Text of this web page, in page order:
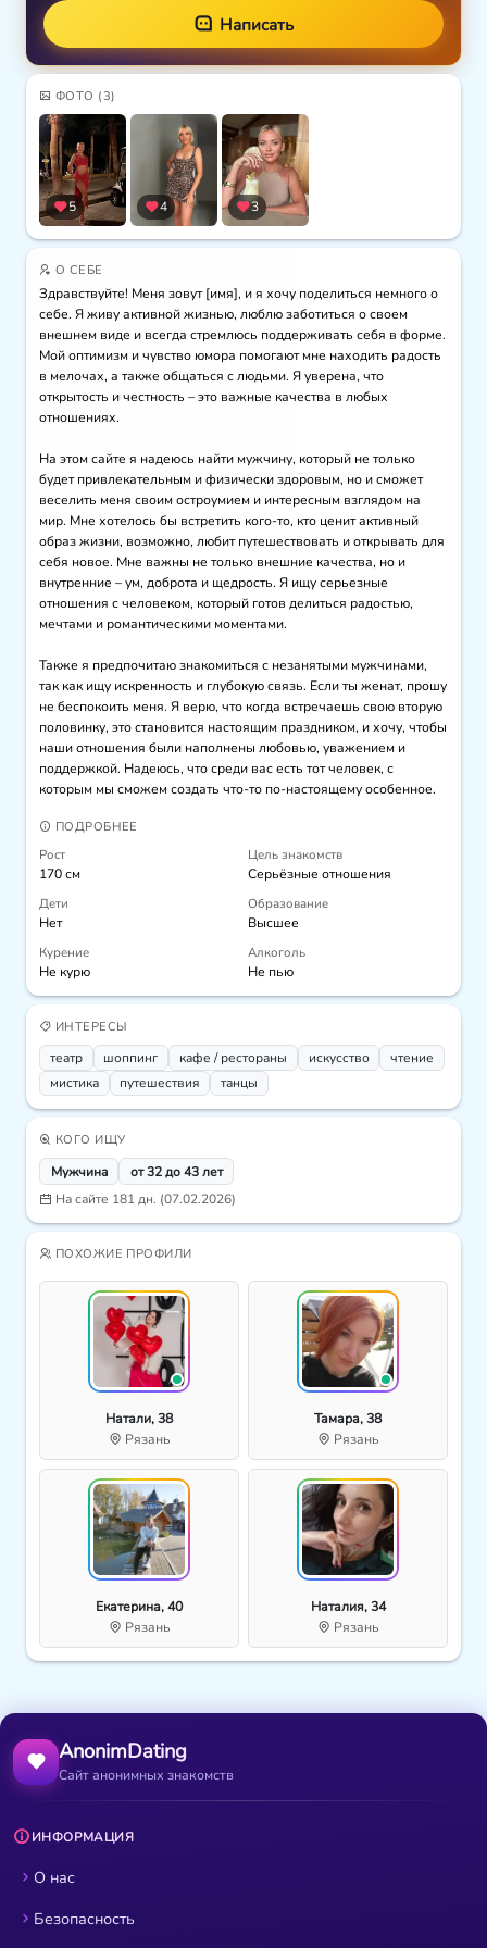
Написать
ФОТО (3)
5 4 3
О СЕБЕ
Здравствуйте! Меня зовут [имя], и я хочу поделиться немного о
себе. Я живу активной жизнью, люблю заботиться о своем
внешнем виде и всегда стремлюсь поддерживать себя в форме.
Мой оптимизм и чувство юмора помогают мне находить радость
в мелочах, а также общаться с людьми. Я уверена, что
открытость и честность – это важные качества в любых
отношениях.
На этом сайте я надеюсь найти мужчину, который не только
будет привлекательным и физически здоровым, но и сможет
веселить меня своим остроумием и интересным взглядом на
мир. Мне хотелось бы встретить кого-то, кто ценит активный
образ жизни, возможно, любит путешествовать и открывать для
себя новое. Мне важны не только внешние качества, но и
внутренние – ум, доброта и щедрость. Я ищу серьезные
отношения с человеком, который готов делиться радостью,
мечтами и романтическими моментами.
Также я предпочитаю знакомиться с незанятыми мужчинами,
так как ищу искренность и глубокую связь. Если ты женат, прошу
не беспокоить меня. Я верю, что когда встречаешь свою вторую
половинку, это становится настоящим праздником, и хочу, чтобы
наши отношения были наполнены любовью, уважением и
поддержкой. Надеюсь, что среди вас есть тот человек, с
которым мы сможем создать что-то по-настоящему особенное.
ПОДРОБНЕЕ
Рост
170 см
Цель знакомств
Серьёзные отношения
Дети
Нет
Образование
Высшее
Курение
Не курю
Алкоголь
Не пью
ИНТЕРЕСЫ
театр шоппинг кафе / рестораны искусcтво
чтение
мистика
путешествия танцы
КОГО ИЩУ
Мужчина
от 32 до 43 лет
На сайте 181 дн. (07.02.2026)
ПОХОЖИЕ ПРОФИЛИ
Натали, 38
Рязань
Тамара, 38
Рязань
Екатерина, 40
Рязань
Наталия, 34
Рязань
AnonimDating
Сайт анонимных знакомств
ИНФОРМАЦИЯ
О нас
Безопасность